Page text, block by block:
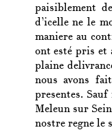
paisiblement
d’icelle ne le
maniere au
ont esté pris et
plaine
nous avons
presentes.
Meleun sur
nostre regne le